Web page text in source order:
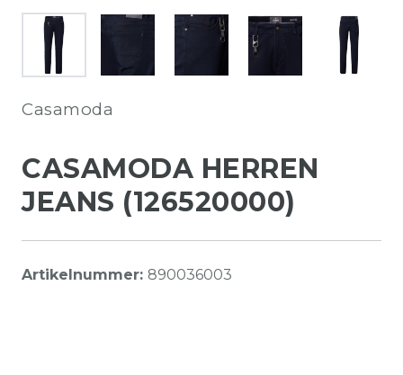
Casamoda
CASAMODA HERREN
JEANS (126520000)
Artikelnummer: 890036003